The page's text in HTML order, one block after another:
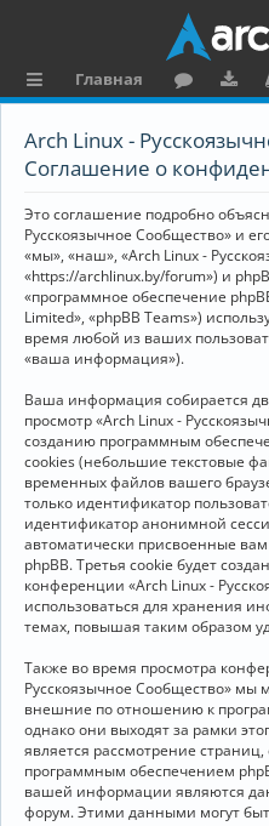
ы
к
и
Главная
ру
ру
и
Arch Linux -
Соглашение о
Это соглашение подробно
Русскоязычное Сообщество» и
«мы», «наш», «Arch Linux -
«https://archlinux.by/forum») и
«программное обеспечение
Limited», «phpBB Teams»)
время любой из ваших
«ваша информация»).
Ваша информация собирается
просмотр «Arch Linux -
созданию программным
cookies (небольшие текстовые
временных файлов вашего
только идентификатор
идентификатор анонимной
автоматически присвоенные
phpBB. Третья cookie будет
конференции «Arch Linux -
использоваться для хранения
темах, повышая таким образом
Также во время просмотра
Русскоязычное Сообщество» мы
внешние по отношению к
однако они выходят за рамки
является рассмотрение
программным обеспечением
вашей информации являются
форум. Этими данными могут